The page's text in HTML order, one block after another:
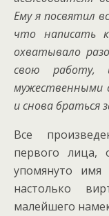
Ему я посвятил
что написать
охватывало
свою работу,
мужественными
и снова браться
Все
первого
упомянуто имя
настолько
малейшего